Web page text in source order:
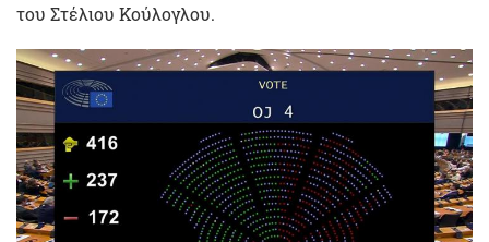
του Στέλιου Κούλογλου.